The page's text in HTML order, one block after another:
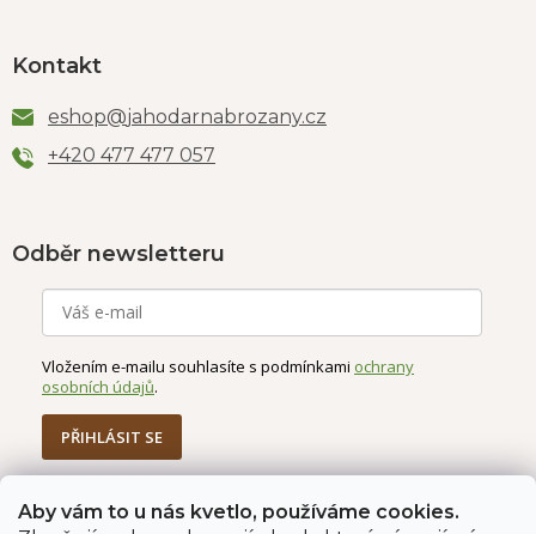
Aby vám to u nás kvetlo, používáme cookies.
Kontakt
eshop@jahodarnabrozany.cz
+420 477 477 057
Odběr newsletteru
Vložením e-mailu souhlasíte s podmínkami ochrany
osobních údajů.
PŘIHLÁSIT SE